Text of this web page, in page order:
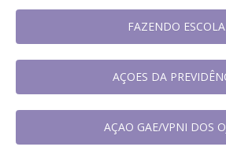
FAZENDO ESCOLA
AÇOES DA
AÇAO GAE/VPNI DOS